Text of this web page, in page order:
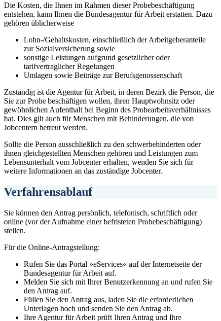
Die Kosten, die Ihnen im Rahmen dieser Probebeschäftigung
entstehen, kann Ihnen die Bundesagentur für Arbeit erstatten. Dazu
gehören üblicherweise
Lohn-/Gehaltskosten, einschließlich der Arbeitgeberanteile
zur Sozialversicherung sowie
sonstige Leistungen aufgrund gesetzlicher oder
tarifvertraglicher Regelungen
Umlagen sowie Beiträge zur Berufsgenossenschaft
Zuständig ist die Agentur für Arbeit, in deren Bezirk die Person, die
Sie zur Probe beschäftigen wollen, ihren Hauptwohnsitz oder
gewöhnlichen Aufenthalt bei Beginn des Probearbeitsverhältnisses
hat. Dies gilt auch für Menschen mit Behinderungen, die von
Jobcentern betreut werden.
Sollte die Person ausschließlich zu den schwerbehinderten oder
ihnen gleichgestellten Menschen gehören und Leistungen zum
Lebensunterhalt vom Jobcenter erhalten, wenden Sie sich für
weitere Informationen an das zuständige Jobcenter.
Verfahrensablauf
Sie können den Antrag persönlich, telefonisch, schriftlich oder
online (vor der Aufnahme einer befristeten Probebeschäftigung)
stellen.
Für die Online-Antragstellung:
Rufen Sie das Portal »eServices« auf der Internetseite der
Bundesagentur für Arbeit auf.
Melden Sie sich mit Ihrer Benutzerkennung an und rufen Sie
den Antrag auf.
Füllen Sie den Antrag aus, laden Sie die erforderlichen
Unterlagen hoch und senden Sie den Antrag ab.
Ihre Agentur für Arbeit prüft Ihren Antrag und Ihre